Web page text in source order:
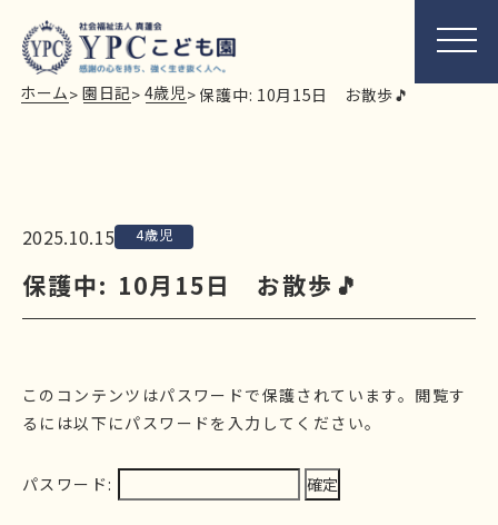
ホーム> 園日記> 4歳児> 保護中: 10月15日 お散歩🎵
2025.10.15 4歳児
保護中: 10月15日 お散歩🎵
このコンテンツはパスワードで保護されています。閲覧す
るには以下にパスワードを入力してください。
パスワード: